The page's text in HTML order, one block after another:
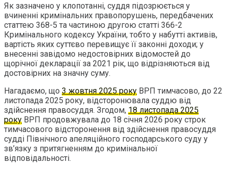
Як зазначено у клопотанні, суддя підозрюється у
вчиненні кримінальних правопорушень, передбачених
статтею 368-5 та частиною другою статті 366-2
Кримінального кодексу України, тобто у набутті активів,
вартість яких суттєво перевищує її законні доходи; у
внесенні завідомо недостовірних відомостей до
щорічної декларації за 2021 рік, що відрізняються від
достовірних на значну суму.
Нагадаємо, що 3 жовтня 2025 року ВРП тимчасово, до 22
листопада 2025 року, відсторонювала суддю від
здійснення правосуддя. Згодом, 18 листопада 2025
року ВРП продовжувала до 18 січня 2026 року строк
тимчасового відсторонення від здійснення правосуддя
судді Північного апеляційного господарського суду у
зв’язку з притягненням до кримінальної
відповідальності.